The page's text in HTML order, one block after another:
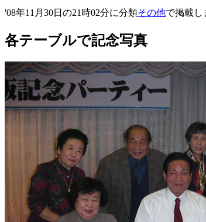
'08年11月30日の21時02分に分類その他で掲載し
各テーブルで記念写真